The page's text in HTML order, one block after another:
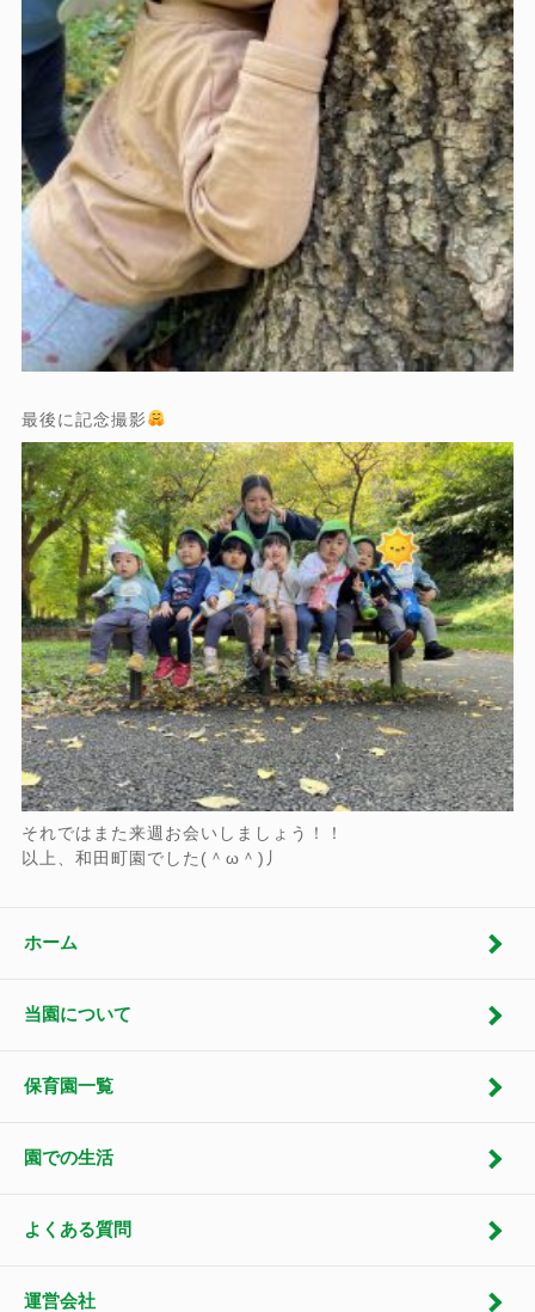
最後に記念撮影
それではまた来週お会いしましょう！！
以上、和田町園でした(＾ω＾)丿
ホーム
当園について
保育園一覧
園での生活
よくある質問
運営会社